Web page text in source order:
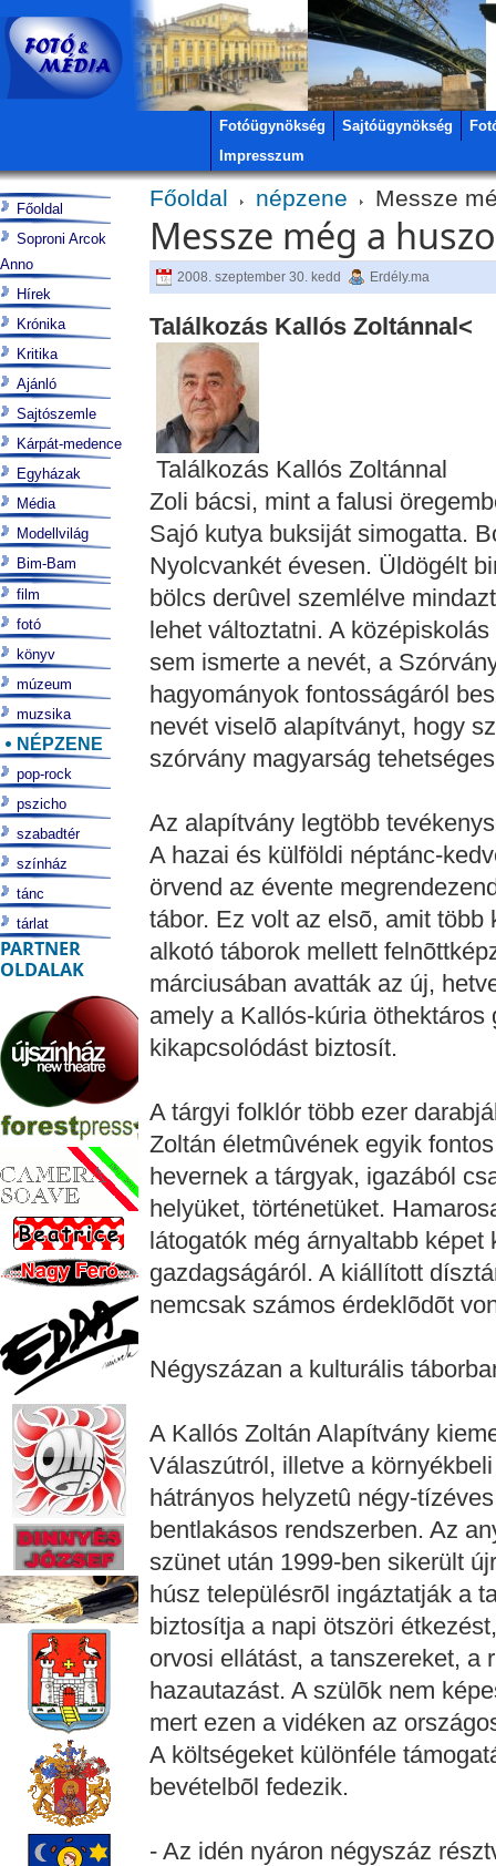
Fotóügynökség Sajtóügynökség
Impresszum
Főoldal népzene Messze
Messze még a
2008. szeptember 30. kedd Erdély.ma
Találkozás Kallós Zoltánnal<
Találkozás Kallós Zoltánnal
Zoli bácsi, mint a falusi
Sajó kutya buksiját simogatta.
Nyolcvankét évesen. Üldögélt
bölcs derûvel szemlélve
lehet változtatni. A
sem ismerte a nevét, a
hagyományok fontosságáról
nevét viselõ alapítványt, hogy
szórvány magyarság
Az alapítvány legtöbb
A hazai és külföldi néptánc-
örvend az évente
tábor. Ez volt az elsõ, amit
alkotó táborok mellett
márciusában avatták az új,
amely a Kallós-kúria
kikapcsolódást biztosít.
A tárgyi folklór több ezer
Zoltán életmûvének egyik
hevernek a tárgyak, igazából
helyüket, történetüket.
látogatók még árnyaltabb képet
gazdagságáról. A kiállított
nemcsak számos érdeklõdõt
Négyszázan a kulturális
A Kallós Zoltán Alapítvány
Válaszútról, illetve a
hátrányos helyzetû négy-
bentlakásos rendszerben. Az
szünet után 1999-ben sikerült
húsz településrõl ingáztatják a
biztosítja a napi ötszöri
orvosi ellátást, a tanszereket, a
hazautazást. A szülõk nem
mert ezen a vidéken az
A költségeket különféle
bevételbõl fedezik.
- Az idén nyáron négyszáz
Főoldal
Soproni Arcok
Anno
Hírek
Krónika
Kritika
Ajánló
Sajtószemle
Kárpát-medence
Egyházak
Média
Modellvilág
Bim-Bam
film
fotó
könyv
múzeum
muzsika
NÉPZENE
pop-rock
pszicho
szabadtér
színház
tánc
tárlat
PARTNER
OLDALAK